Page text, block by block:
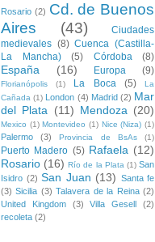
Rosario (2) Cd. de Buenos
Aires
(43)
Ciudades
medievales (8) Cuenca (Castilla-
La Mancha)
(5) Córdoba (8)
España (16) Europa (9)
Florianópolis (1) La Boca (5)
La
Cañada (1) London (4) Madrid (2) Mar
del Plata (11) Mendoza (20)
Mexico (1) Montevideo (1) Nice (Niza) (1)
Palermo (3) Provincia de BsAs (1)
Puerto Madero (5) Rafaela (12)
Rosario (16) Río de la Plata (1) San
Isidro (2) San Juan (13) Santa fe
(3) Sicilia (3) Talavera de la Reina (2)
United Kingdom
(3) Villa Gesell
(2)
recoleta (2)